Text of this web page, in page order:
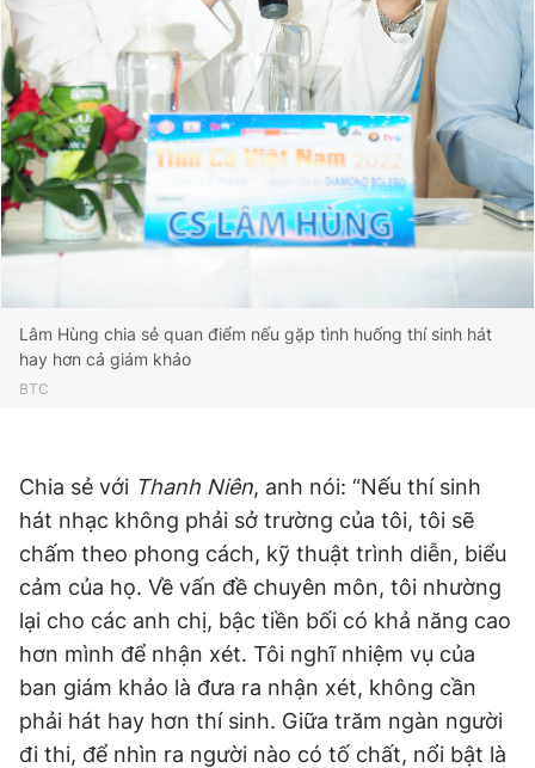
Lâm Hùng chia sẻ quan điểm nếu gặp tình huống thí sinh hát
hay hơn cả giám khảo
BTC
Chia sẻ với Thanh Niên, anh nói: “Nếu thí sinh
hát nhạc không phải sở trường của tôi, tôi sẽ
chấm theo phong cách, kỹ thuật trình diễn, biểu
cảm của họ. Về vấn đề chuyên môn, tôi nhường
lại cho các anh chị, bậc tiền bối có khả năng cao
hơn mình để nhận xét. Tôi nghĩ nhiệm vụ của
ban giám khảo là đưa ra nhận xét, không cần
phải hát hay hơn thí sinh. Giữa trăm ngàn người
đi thi, để nhìn ra người nào có tố chất, nổi bật là